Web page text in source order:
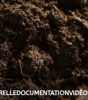
DOCUMENTATION